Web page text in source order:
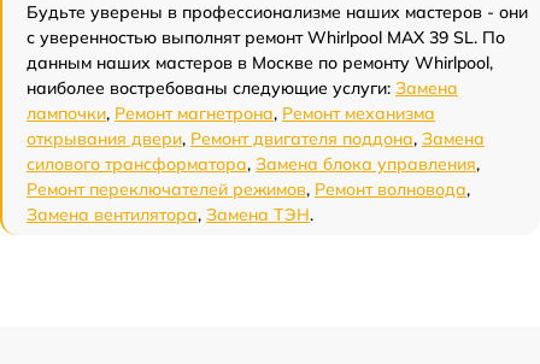
Будьте уверены в профессионализме наших мастеров - они
с уверенностью выполнят ремонт Whirlpool MAX 39 SL. По
данным наших мастеров в Москве по ремонту Whirlpool,
наиболее востребованы следующие услуги: Замена
лампочки, Ремонт магнетрона, Ремонт механизма
открывания двери, Ремонт двигателя поддона, Замена
силового трансформатора, Замена блока управления,
Ремонт переключателей режимов, Ремонт волновода,
Замена вентилятора, Замена ТЭН.